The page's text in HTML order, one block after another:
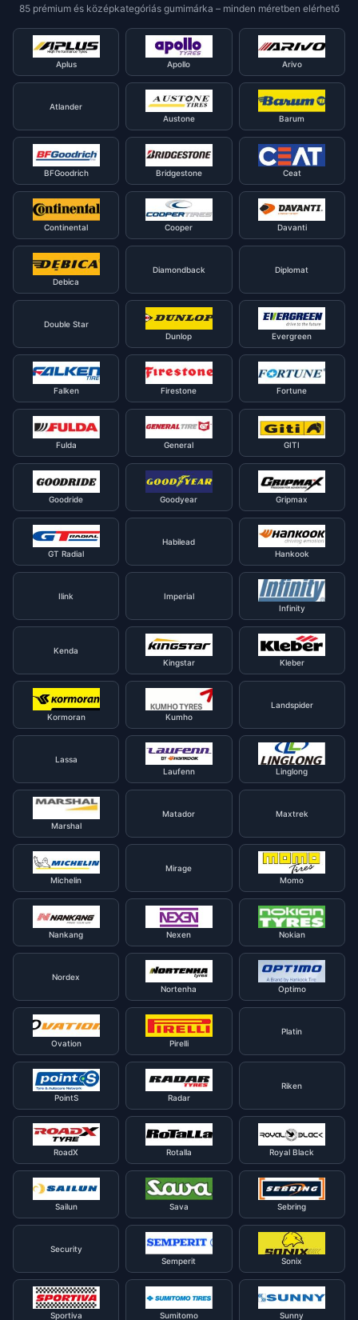
85 prémium és középkategóriás gumimárka – minden méretben elérhető
Aplus Apollo Arivo
Atlander
Austone
Barum
BFGoodrich Bridgestone Ceat
Continental Cooper Davanti
Debica
Diamondback Diplomat
Double Star
Dunlop
Evergreen
Falken Firestone Fortune
Fulda General GITI
Goodride Goodyear Gripmax
GT Radial
Habilead
Hankook
Ilink
Imperial
Infinity
Kenda
Kingstar
Kleber
Kormoran Kumho
Landspider
Lassa
Laufenn
Linglong
Marshal
Matador Maxtrek
Michelin
Mirage
Momo
Nankang Nexen Nokian
Nordex
Nortenha
Optimo
Ovation Pirelli
Platin
PointS Radar
Riken
RoadX Rotalla Royal Black
Sailun Sava Sebring
Security
Semperit
Sonix
Sportiva Sumitomo Sunny